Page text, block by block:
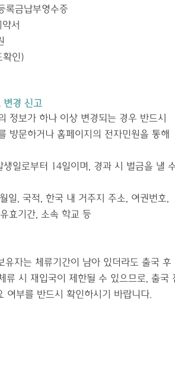
록금납부영수증
서
확인)
변경 신고
정보가 하나 이상 변경되는 경우 반드시
방문하거나 홈페이지의 전자민원을 통해
일로부터 14일이며 , 경과 시 벌금을 낼
일,국적,한국 내 거주지 주소, 여권번호,
효기간,소속 학교 등
자는 체류기간이 남아 있더라도 출국 후
류 시 재입국이 제한될 수 있으므로, 출국
여부를 반드시 확인하시기 바랍니다.